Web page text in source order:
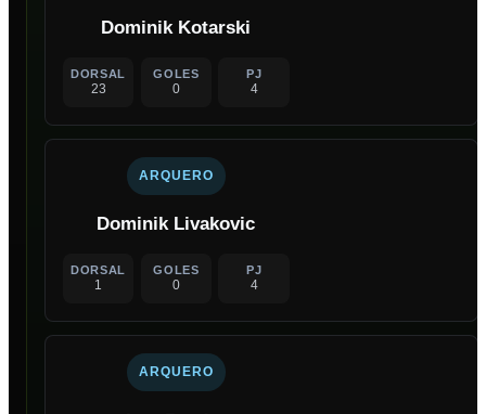
Dominik Kotarski
DORSAL
23
GOLES
0
PJ
4
ARQUERO
Dominik Livakovic
DORSAL
1
GOLES
0
PJ
4
ARQUERO